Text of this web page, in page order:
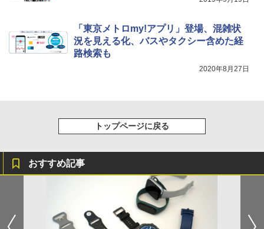
「東京メトロmy!アプリ」登場、混雑状
況を見える化、バスやタクシー含めた経
路検索も
2020年8月27日
トップページに戻る
おすすめ記事